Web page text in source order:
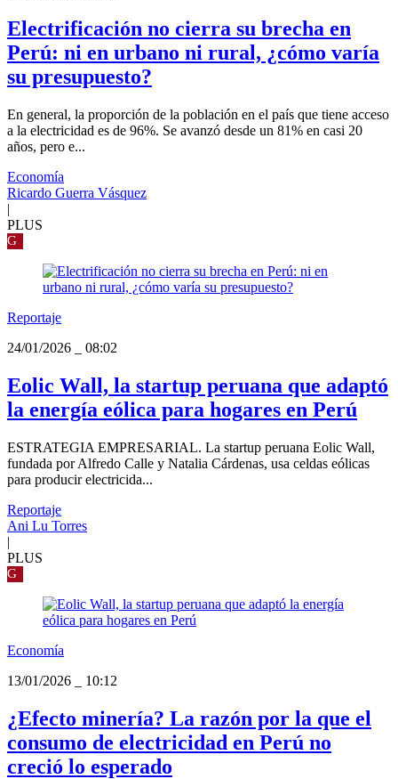
Electrificación no cierra su brecha en
Perú: ni en urbano ni rural, ¿cómo varía
su presupuesto?
En general, la proporción de la población en el país que tiene acceso
a la electricidad es de 96%. Se avanzó desde un 81% en casi 20
años, pero e...
Economía
Ricardo Guerra Vásquez
|
PLUS
G
Reportaje
24/01/2026
08:02
Eolic Wall, la startup peruana que adaptó
la energía eólica para hogares en Perú
ESTRATEGIA EMPRESARIAL. La startup peruana Eolic Wall,
fundada por Alfredo Calle y Natalia Cárdenas, usa celdas eólicas
para producir electricida...
Reportaje
Ani Lu Torres
|
PLUS
G
Economía
13/01/2026
10:12
¿Efecto minería? La razón por la que el
consumo de electricidad en Perú no
creció lo esperado